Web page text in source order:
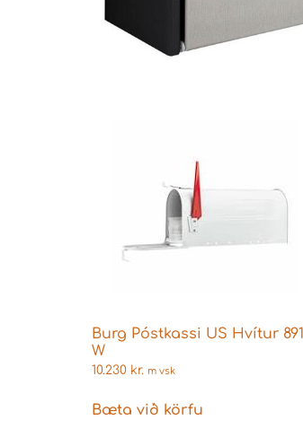
Burg Póstkassi US Hvítur 891
W
10.230 kr. m vsk
Bæta við körfu